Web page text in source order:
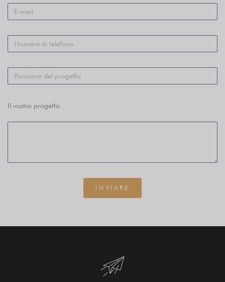
Il vostro progetto
INVIARE